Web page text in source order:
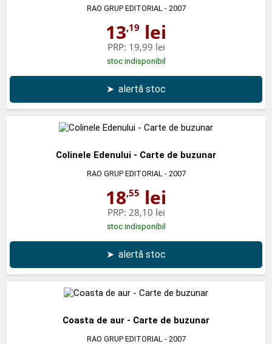
RAO GRUP EDITORIAL - 2007
13,19 lei
PRP: 19,99 lei
stoc indisponibil
➤ alertă stoc
Colinele Edenului - Carte de buzunar
RAO GRUP EDITORIAL - 2007
18,55 lei
PRP: 28,10 lei
stoc indisponibil
➤ alertă stoc
Coasta de aur - Carte de buzunar
RAO GRUP EDITORIAL - 2007